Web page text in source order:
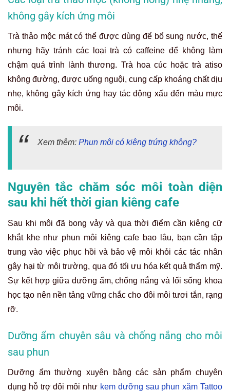
không gây kích ứng môi
Trà thảo mộc mát có thể được dùng để bổ sung nước, thế
nhưng hãy tránh các loại trà có caffeine để không làm
chậm quá trình lành thương. Trà hoa cúc hoặc trà atiso
không đường, được uống nguội, cung cấp khoáng chất dịu
nhẹ, không gây kích ứng hay tác động xấu đến màu mực
môi.
Xem thêm: Phun môi có kiêng trứng không?
Nguyên tắc chăm sóc môi toàn diện
sau khi hết thời gian kiêng cafe
Sau khi môi đã bong vảy và qua thời điểm cần kiêng cữ
khắt khe như phun môi kiêng cafe bao lâu, bạn cần tập
trung vào việc phục hồi và bảo vệ môi khỏi các tác nhân
gây hại từ môi trường, qua đó tối ưu hóa kết quả thẩm mỹ.
Sự kết hợp giữa dưỡng ẩm, chống nắng và lối sống khoa
học tạo nên nền tảng vững chắc cho đôi môi tươi tắn, rạng
rỡ.
Dưỡng ẩm chuyên sâu và chống nắng cho môi
sau phun
Dưỡng ẩm thường xuyên bằng các sản phẩm chuyên
dụng hỗ trợ đôi môi như kem dưỡng sau phun xăm Tattoo